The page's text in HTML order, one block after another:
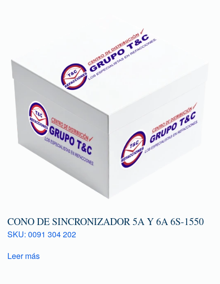
CONO DE SINCRONIZADOR 5A Y 6A 6S-1550
SKU: 0091 304 202
Leer más